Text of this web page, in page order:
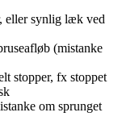
eller synlig læk ved
(mistanke
stopper, fx stoppet
om sprunget